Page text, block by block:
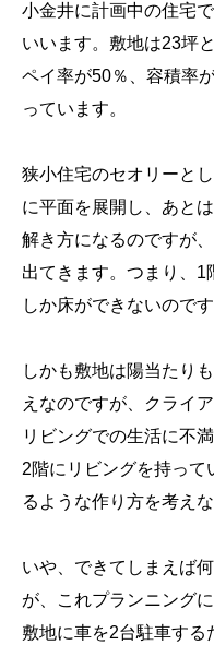
小金井に計画中の住宅
いいます。敷地は23坪
ペイ率が50％、容積率
っています。
狭小住宅のセオリーと
に平面を展開し、あと
解き方になるのですが
出てきます。つまり、
しか床ができないのです
しかも敷地は陽当たり
えなのですが、クライ
リビングでの生活に不
2階にリビングを持って
るような作り方を考え
いや、できてしまえば
が、これプランニング
敷地に車を2台駐車する